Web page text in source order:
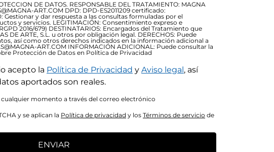
DE DATOS. RESPONSABLE DEL TRATAMIENTO: MAGNA
ART.COM DPD: DPD-ES2011209 certificado:
y dar respuesta a las consultas formuladas por el
y servicios. LEGITIMACIÓN: Consentimiento expreso e
2016/679) DESTINATARIOS: Encargados del Tratamiento que
DE ARTE, S.L. u otros por obligación legal. DERECHOS: Puede
así como otros derechos indicados en la información adicional a
ART.COM INFORMACIÓN ADICIONAL: Puede consultar la
Protección de Datos en Política de Privacidad
acepto la Política de Privacidad y Aviso legal, así
aportados son reales.
momento a través del correo electrónico
y se aplican la Política de privacidad y los Términos de servicio de
ENVIAR